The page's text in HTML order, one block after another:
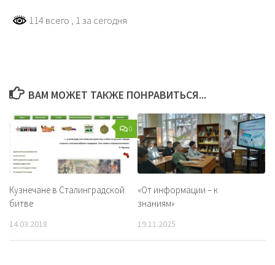
114 всего , 1 за сегодня
ВАМ МОЖЕТ ТАКЖЕ ПОНРАВИТЬСЯ...
0
Кузнечане в Сталинградской
битве
14.03.2018
«От информации – к
знаниям»
19.11.2025